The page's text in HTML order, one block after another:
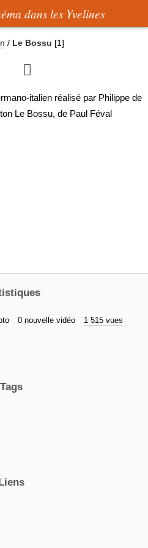
dans les Yvelines
/ Le Bossu [1]

italien réalisé par Philippe de
Le Bossu, de Paul Féval
0 nouvelle vidéo 1 515 vues
Tags